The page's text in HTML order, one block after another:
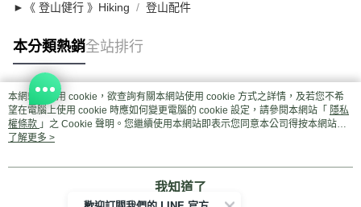
►《 登山健行 》Hiking 登山配件
本分類熱銷全站排行
熱門標籤
本網站中使用 cookie，欲查詢有關本網站使用 cookie 方式之詳情，及若您不希
望在電腦上使用 cookie 時應如何變更電腦的 cookie 設定，請參閱本網站「 隱私
權條款 」之 Cookie 聲明。您繼續使用本網站即表示您同意本公司得按本網站使
用條款之 Cookie 聲明使用 cookie。
了解更多 >
我知道了